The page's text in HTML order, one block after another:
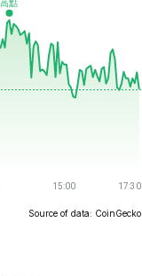
Source of data: CoinGecko